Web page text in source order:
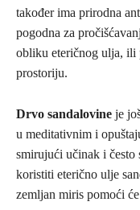
također ima prirodna
pogodna za
obliku eteričnog ulja, ili
prostoriju.
Drvo sandalovine je
u meditativnim i
smirujući učinak i često
koristiti eterično ulje
zemljan miris pomoći